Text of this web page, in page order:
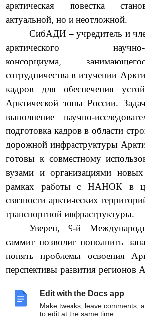
Edit with the Docs app
Make tweaks, leave comments,
to edit at the same time.
арктическая повестка
актуальной, но и неотложной.
СибАДИ –учредитель и
арктического научно-
консорциума,
сотрудничества в изучении
кадров для обеспечения
Арктической зоны России.
выполнение научно-
подготовка кадров в области
дорожной инфраструктуры
готовы к совместному
вузами и организациями
рамках работы с НАНОК в
связности арктических
транспортной инфраструктуры.
Уверен, 9-й
саммит позволит пополнить
понять проблемы освоения
перспективы развития регионов
стратегических задач, ведь
собрались профессионалы, чьи